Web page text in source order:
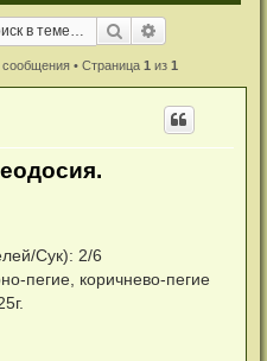
Поиск
сообщения • Страница 1 из 1
Сук): 2/6
пегие, коричнево-пегие